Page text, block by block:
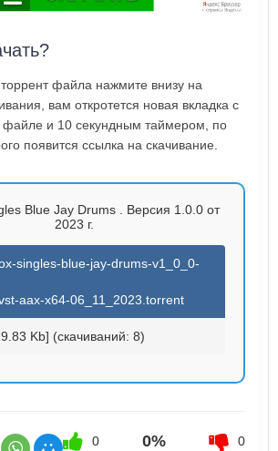
файла нажмите внизу на
вам откротется новая вкладка с
и 10 секундным таймером, по
появится ссылка на скачивание.
Blue Jay Drums . Версия 1.0.0 от
2023 г.
singles-blue-jay-drums-v1_0_0-
aax-x64-06_11_2023.torrent
Kb] (cкачиваний: 8)
0 0% 0